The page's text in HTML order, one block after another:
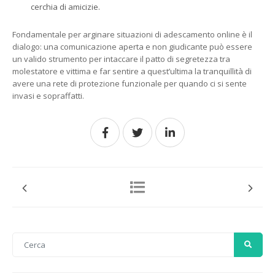
cerchia di amicizie.
Fondamentale per arginare situazioni di adescamento online è il
dialogo: una comunicazione aperta e non giudicante può essere
un valido strumento per intaccare il patto di segretezza tra
molestatore e vittima e far sentire a quest’ultima la tranquillità di
avere una rete di protezione funzionale per quando ci si sente
invasi e sopraffatti.